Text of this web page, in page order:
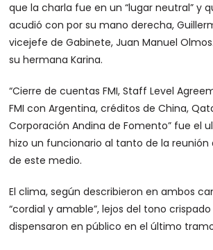
que la charla fue en un “lugar neutral” y
acudió con por su mano derecha,
vicejefe de Gabinete, Juan Manuel
su hermana Karina.
“Cierre de cuentas FMI, Staff Level
FMI con Argentina, créditos de China,
Corporación Andina de Fomento” fue el
hizo un funcionario al tanto de la
de este medio.
El clima, según describieron en ambos
“cordial y amable”, lejos del tono
dispensaron en público en el último